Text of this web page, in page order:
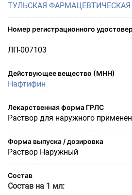
ТУЛЬСКАЯ
Номер регистрационного
ЛП-007103
Действующее вещество (МНН)
Нафтифин
Лекарственная форма ГРЛС
Раствор для наружного
Форма выпуска / дозировка
Раствор Наружный
Состав
Состав на 1 мл: